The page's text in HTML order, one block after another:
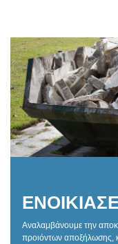
Αναλαμβάνουμε την
προιόντων αποξήλωσης,